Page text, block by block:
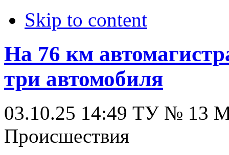
Skip to content
На 76 км
три автомобиля
03.10.25 14:49 ТУ № 13
Происшествия